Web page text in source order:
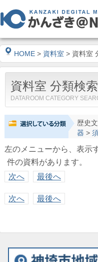
HOME > 資料室 > 資料室
資料室 分類検索
DATAROOM CATEGORY
歴史
器 >
左のメニューから、表示
件の資料があります。
次へ
最後へ
次へ 最後へ